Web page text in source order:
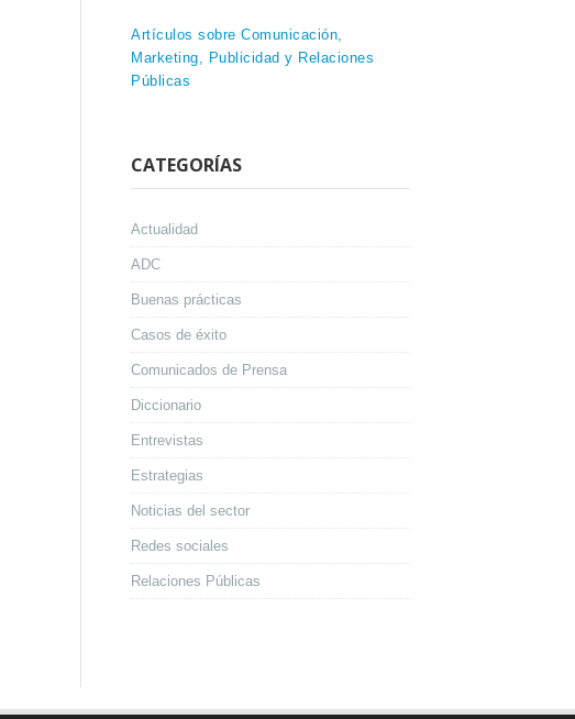
Artículos sobre Comunicación,
Marketing, Publicidad y Relaciones
Públicas
CATEGORÍAS
Actualidad
ADC
Buenas prácticas
Casos de éxito
Comunicados de Prensa
Diccionario
Entrevistas
Estrategias
Noticias del sector
Redes sociales
Relaciones Públicas